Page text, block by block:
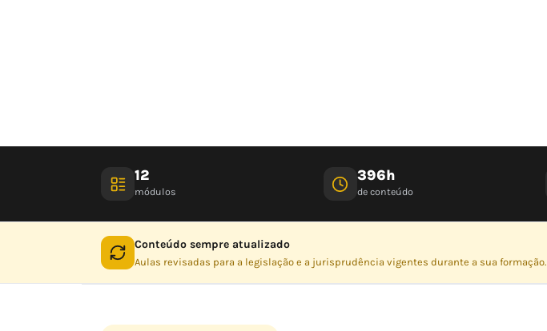
12
módulos
396h
de conteúdo
Conteúdo sempre atualizado
Aulas revisadas para a legislação e a jurisprudência vigentes durante a sua formação.